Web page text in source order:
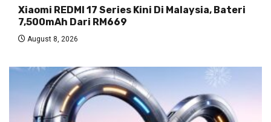
Xiaomi REDMI 17 Series Kini Di Malaysia, Bateri
7,500mAh Dari RM669
August 8, 2026